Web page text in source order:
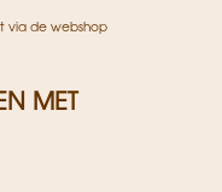
via de webshop
MET